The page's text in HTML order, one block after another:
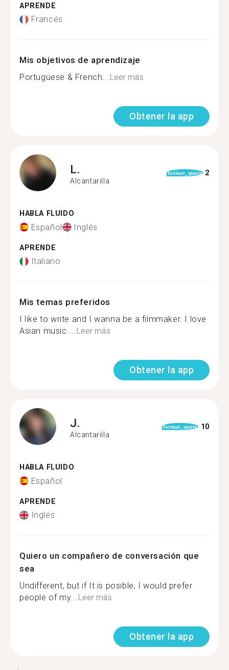
APRENDE
Francés
Mis objetivos de aprendizaje
Portuguese & French...Leer más
Obtener la app
L.
Alcantarilla
format_quote 2
HABLA FLUIDO
Español Inglés
APRENDE
Italiano
Mis temas preferidos
I like to write and I wanna be a filmmaker. I love
Asian music....Leer más
Obtener la app
J.
Alcantarilla
format_quote 10
HABLA FLUIDO
Español
APRENDE
Inglés
Quiero un compañero de conversación que
sea
Undifferent, but if It is posible, I would prefer
people of my...Leer más
Obtener la app